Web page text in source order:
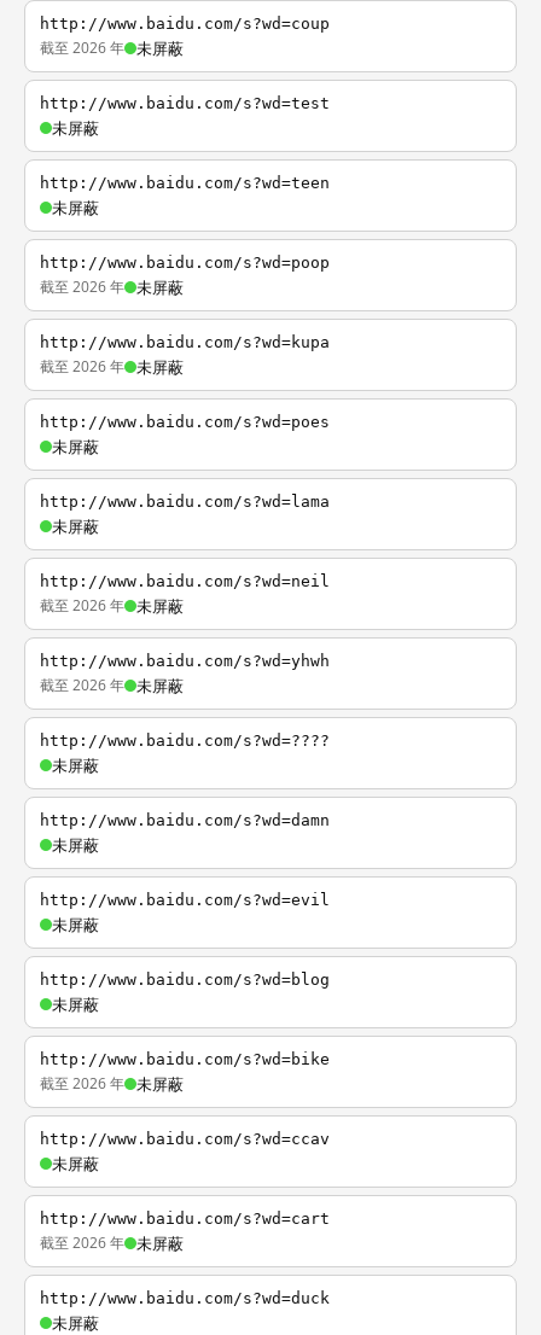
http://www.baidu.com/s?wd=coup
截至 2026 年 未屏蔽
http://www.baidu.com/s?wd=test
未屏蔽
http://www.baidu.com/s?wd=teen
未屏蔽
http://www.baidu.com/s?wd=poop
截至 2026 年 未屏蔽
http://www.baidu.com/s?wd=kupa
截至 2026 年 未屏蔽
http://www.baidu.com/s?wd=poes
未屏蔽
http://www.baidu.com/s?wd=lama
未屏蔽
http://www.baidu.com/s?wd=neil
截至 2026 年 未屏蔽
http://www.baidu.com/s?wd=yhwh
截至 2026 年 未屏蔽
http://www.baidu.com/s?wd=????
未屏蔽
http://www.baidu.com/s?wd=damn
未屏蔽
http://www.baidu.com/s?wd=evil
未屏蔽
http://www.baidu.com/s?wd=blog
未屏蔽
http://www.baidu.com/s?wd=bike
截至 2026 年 未屏蔽
http://www.baidu.com/s?wd=ccav
未屏蔽
http://www.baidu.com/s?wd=cart
截至 2026 年 未屏蔽
http://www.baidu.com/s?wd=duck
未屏蔽